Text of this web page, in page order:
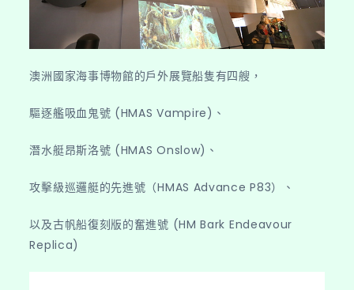
澳洲國家海事博物館的戶外展覽船隻有四艘，
驅逐艦吸血鬼號 (HMAS Vampire)、
潛水艇昂斯洛號 (HMAS Onslow)、
攻擊級巡邏艇的先進號（HMAS Advance P83）、
以及古帆船復刻版的奮進號 (HM Bark Endeavour
Replica)